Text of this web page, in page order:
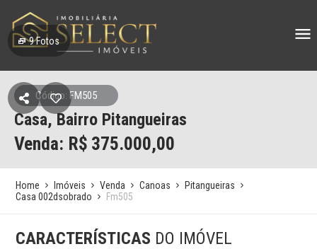
9Fotos
Código: FM505
Casa, Bairro Pitangueiras
Venda: R$ 375.000,00
Home Imóveis Venda Canoas
Pitangueiras
Casa 002dsobrado
Fm505
CARACTERÍSTICAS DO IMÓVEL